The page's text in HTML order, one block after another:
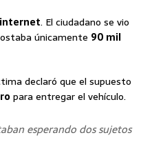
. El ciudadano se vio
únicamente 90 mil
declaró que el supuesto
para entregar el vehículo.
esperando dos sujetos